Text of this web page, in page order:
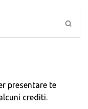
presentare te
crediti.